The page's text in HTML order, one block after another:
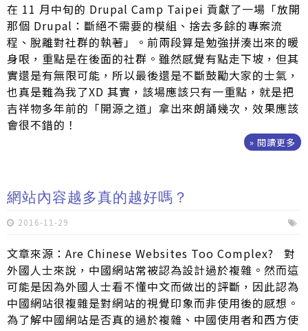
在 11 月中旬的 Drupal Camp Taipei 貢獻了一場「放開
那個 Drupal：斷絕不需要的模組、捨去多餘的專案流
程、脫離對社群的執著」。前兩段算是勉強拼湊出來的暖
身哏，重點是在後面的社群。雖然感覺有點走下坡，但其
實還是有無限可能，所以最後還是不斷鼓勵大家的士氣，
也真是難為我了XD 其實，該場應該只有一重點，就是把
吉祥物多年前的「開源之道」拿出來朗誦幾次，效果應該
會很不錯的！
» 閱讀更多
網站內容越多真的越好嗎？
2016-11-29
文章來源：Are Chinese Websites Too Complex? 對
外國人士來說，中國網站常被認為設計過於複雜。然而這
可能是因為外國人士看不懂中文而做出的評斷，因此認為
中國網站很複雜是對網站的視覺印象而非使用後的感想。
為了解中國網站是否真的過於複雜、中國使用者和西方使